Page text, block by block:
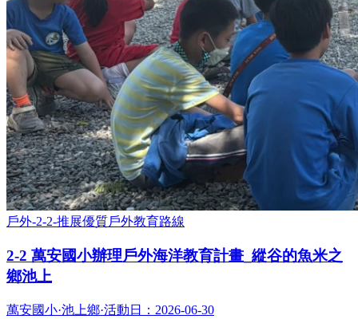
戶外-2-2-推展優質戶外教育路線
2-2 萬安國小辦理戶外海洋教育計畫_縱谷的魚米之
鄉池上
萬安國小·池上鄉·活動日： 2026-06-30